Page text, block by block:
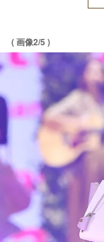
( 画像2/5 )